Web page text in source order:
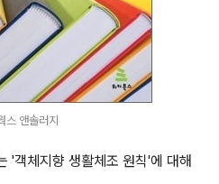
스 앤솔러지
'객체지향 생활체조 원칙'에 대해